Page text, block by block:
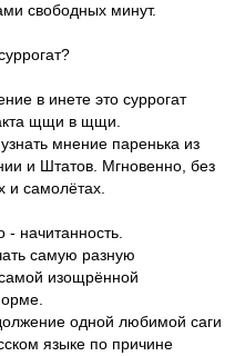
свободных минут.
в инете это суррогат
щщи в щщи.
мнение паренька из
и Штатов. Мгновенно, без
и самолётах.
- начитанность.
самую разную
изощрённой
одной любимой саги
языке по причине